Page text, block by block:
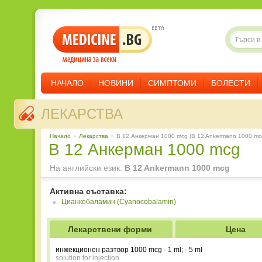
НАЧАЛО НОВИНИ СИМПТОМИ БОЛЕСТИ
ЛЕКАРСТВА
Начало » Лекарства » B 12 Анкерман 1000 mcg (B 12 Ankermann 1000
B 12 Анкерман 1000 mcg
На английски език: B 12 Ankermann 1000 mcg
Активна съставка:
Цианкобаламин (Cyanocobalamin)
Лекарствени форми Цена
инжекционен разтвор 1000 mcg - 1 ml; - 5 ml
solution for injection